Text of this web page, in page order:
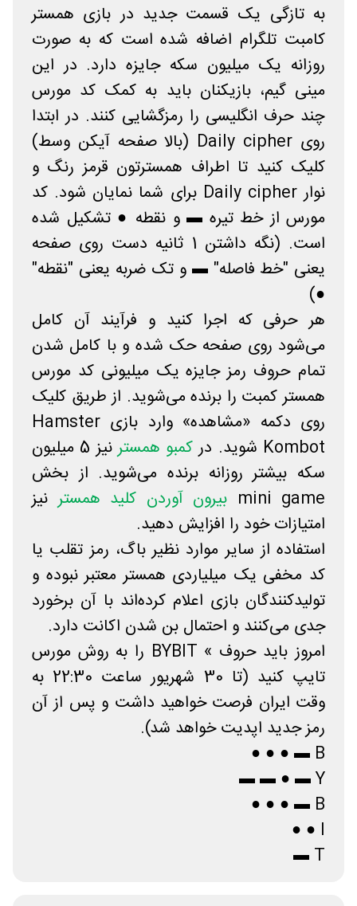
به تازگی یک قسمت جدید در بازی همستر
کامبت تلگرام اضافه شده است که به صورت
روزانه یک میلیون سکه جایزه دارد. در این
مینی گیم، بازیکنان باید به کمک کد مورس
چند حرف انگلیسی را رمزگشایی کنند. در ابتدا
روی Daily cipher (بالا صفحه آیکن وسط)
کلیک کنید تا اطراف همسترتون قرمز رنگ و
نوار Daily cipher برای شما نمایان شود. کد
مورس از خط تیره ▬ و نقطه ● تشکیل شده
است. (نگه داشتن 1 ثانیه دست روی صفحه
یعنی "خط فاصله" ▬ و تک ضربه یعنی "نقطه"
●)
هر حرفی که اجرا کنید و فرآیند آن کامل
می‌شود روی صفحه حک شده و با کامل شدن
تمام حروف رمز جایزه یک میلیونی کد مورس
همستر کمبت را برنده می‌شوید. از طریق کلیک
روی دکمه «مشاهده» وارد بازی Hamster
Kombot شوید. در
کمبو همستر
نیز 5 میلیون
سکه بیشتر روزانه برنده می‌شوید. از بخش
mini game بیرون آوردن کلید همسترنیز
امتیازات خود را افزایش دهید.
استفاده از سایر موارد نظیر باگ، رمز تقلب یا
کد مخفی یک میلیاردی همستر معتبر نبوده و
تولیدکنندگان بازی اعلام کرده‌اند با آن برخورد
جدی می‌کنند و احتمال بن شدن اکانت دارد.
امروز باید حروف » BYBIT را به روش مورس
تایپ کنید (تا 30 شهریور ساعت 22:30 به
وقت ایران فرصت خواهید داشت و پس از آن
رمز جدید اپدیت خواهد شد).
B ▬ ● ● ●
Y ▬ ● ▬ ▬
B ▬ ● ● ●
I ● ●
T ▬